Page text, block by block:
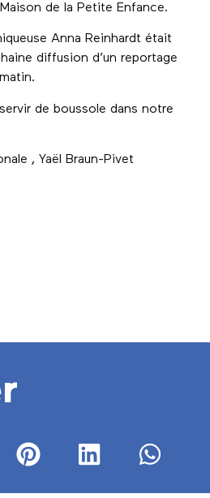
de la Petite Enfance.
Anna Reinhardt était
diffusion d’un reportage
de boussole dans notre
, Yaël Braun-Pivet